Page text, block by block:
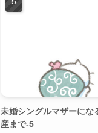
未婚シングルマザーにな
産まで-5